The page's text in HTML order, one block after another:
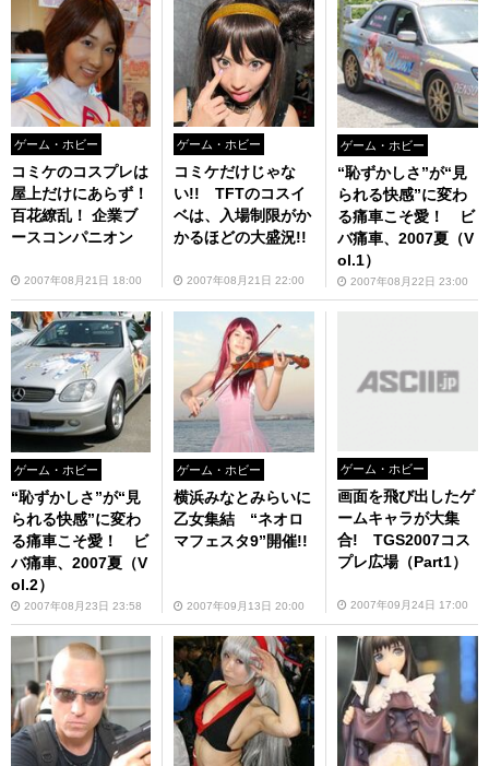
ゲーム・ホビー
コミケのコスプレは
屋上だけにあらず！
百花繚乱！ 企業ブ
ースコンパニオン
2007年08月21日 18:00
ゲーム・ホビー
コミケだけじゃな
い!! TFTのコスイ
ベは、入場制限がか
かるほどの大盛況!!
2007年08月21日 22:00
ゲーム・ホビー
“恥ずかしさ”が“見
られる快感”に変わ
る痛車こそ愛！ ビ
バ痛車、2007夏（V
ol.1）
2007年08月22日 23:00
ゲーム・ホビー
“恥ずかしさ”が“見
られる快感”に変わ
る痛車こそ愛！ ビ
バ痛車、2007夏（V
ol.2）
2007年08月23日 23:58
ゲーム・ホビー
横浜みなとみらいに
乙女集結 “ネオロ
マフェスタ9”開催!!
2007年09月13日 20:00
ゲーム・ホビー
画面を飛び出したゲ
ームキャラが大集
合! TGS2007コス
プレ広場（Part1）
2007年09月24日 17:00